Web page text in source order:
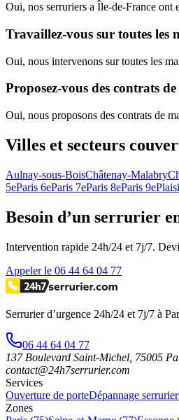
Oui, nos serruriers a Île-de-France ont
Travaillez-vous sur toutes les
Oui, nous intervenons sur toutes les
Proposez-vous des contrats
Oui, nous proposons des contrats de
Villes et secteurs
Aulnay-sous-BoisChâtenay-Malabry
5eParis 6eParis 7eParis 8eParis 9e
Besoin d’un serrurier
Intervention rapide 24h/24 et 7j/7.
Appeler le 06 44 64 04 77
Serrurier d’urgence 24h/24 et 7j/7 à
06 44 64 04 77
137 Boulevard Saint-Michel 75005
contact@24h7serrurier.com
Services
Ouverture de porteDépannage serrurier
Zones